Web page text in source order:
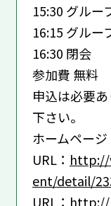
15:30 グルー
16:15 グルー
16:30 閉会
参加費 無料
申込は必要
下さい。
ホームページ
URL： http://
ent/detail/
URL： http://